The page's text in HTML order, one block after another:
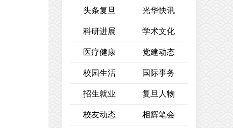
头条复旦 光华快讯
科研进展 学术文化
医疗健康 党建动态
校园生活 国际事务
招生就业 复旦人物
校友动态 相辉笔会